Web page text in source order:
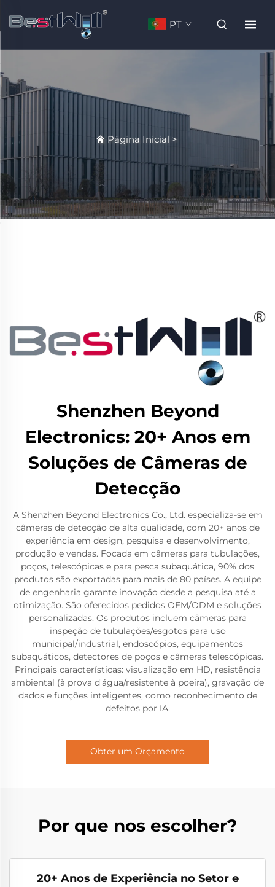
PT
Página Inicial >
Shenzhen Beyond
Electronics: 20+ Anos em
Soluções de Câmeras de
Detecção
A Shenzhen Beyond Electronics Co., Ltd. especializa-se em
câmeras de detecção de alta qualidade, com 20+ anos de
experiência em design, pesquisa e desenvolvimento,
produção e vendas. Focada em câmeras para tubulações,
poços, telescópicas e para pesca subaquática, 90% dos
produtos são exportadas para mais de 80 países. A equipe
de engenharia garante inovação desde a pesquisa até a
otimização. São oferecidos pedidos OEM/ODM e soluções
personalizadas. Os produtos incluem câmeras para
inspeção de tubulações/esgotos para uso
municipal/industrial, endoscópios, equipamentos
subaquáticos, detectores de poços e câmeras telescópicas.
Principais características: visualização em HD, resistência
ambiental (à prova d'água/resistente à poeira), gravação de
dados e funções inteligentes, como reconhecimento de
defeitos por IA.
Obter um Orçamento
Por que nos escolher?
20+ Anos de Experiência no Setor e